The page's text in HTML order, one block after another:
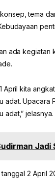
konsep, tema
ada kegiatan
April kita
adat. Upacara
adat,” jelasnya.
Jadi
2 April